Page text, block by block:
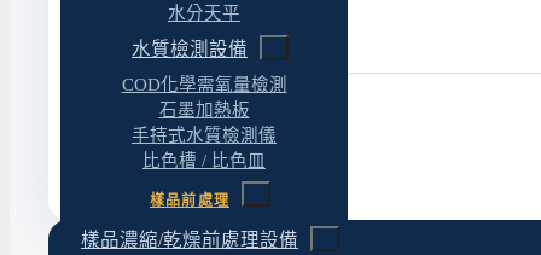
水分天平
水質檢測設備
COD化學需氧量檢測
石墨加熱板
手持式水質檢測儀
比色槽 / 比色皿
樣品前處理
樣品濃縮/乾燥前處理設備
送出表單